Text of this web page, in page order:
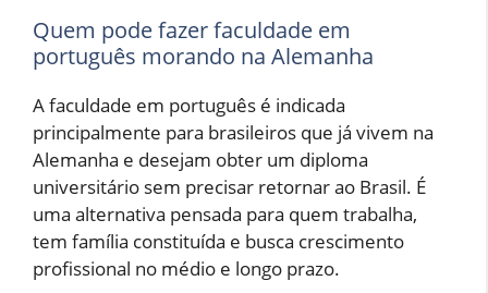
Quem pode fazer faculdade em
português morando na Alemanha
A faculdade em português é indicada
principalmente para brasileiros que já vivem na
Alemanha e desejam obter um diploma
universitário sem precisar retornar ao Brasil. É
uma alternativa pensada para quem trabalha,
tem família constituída e busca crescimento
profissional no médio e longo prazo.